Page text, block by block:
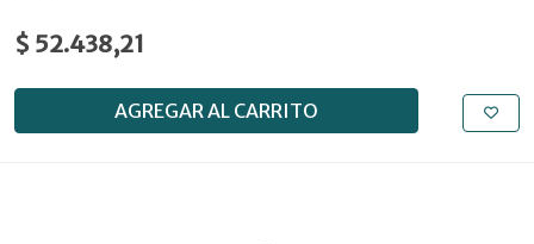
$ 52.438,21
AGREGAR AL CARRITO